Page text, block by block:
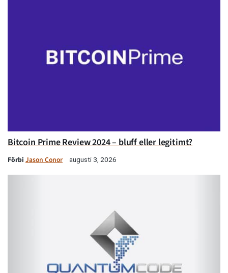
Bitcoin Prime Review 2024 – bluff eller legitimt?
Förbi Jason Conor augusti 3, 2026